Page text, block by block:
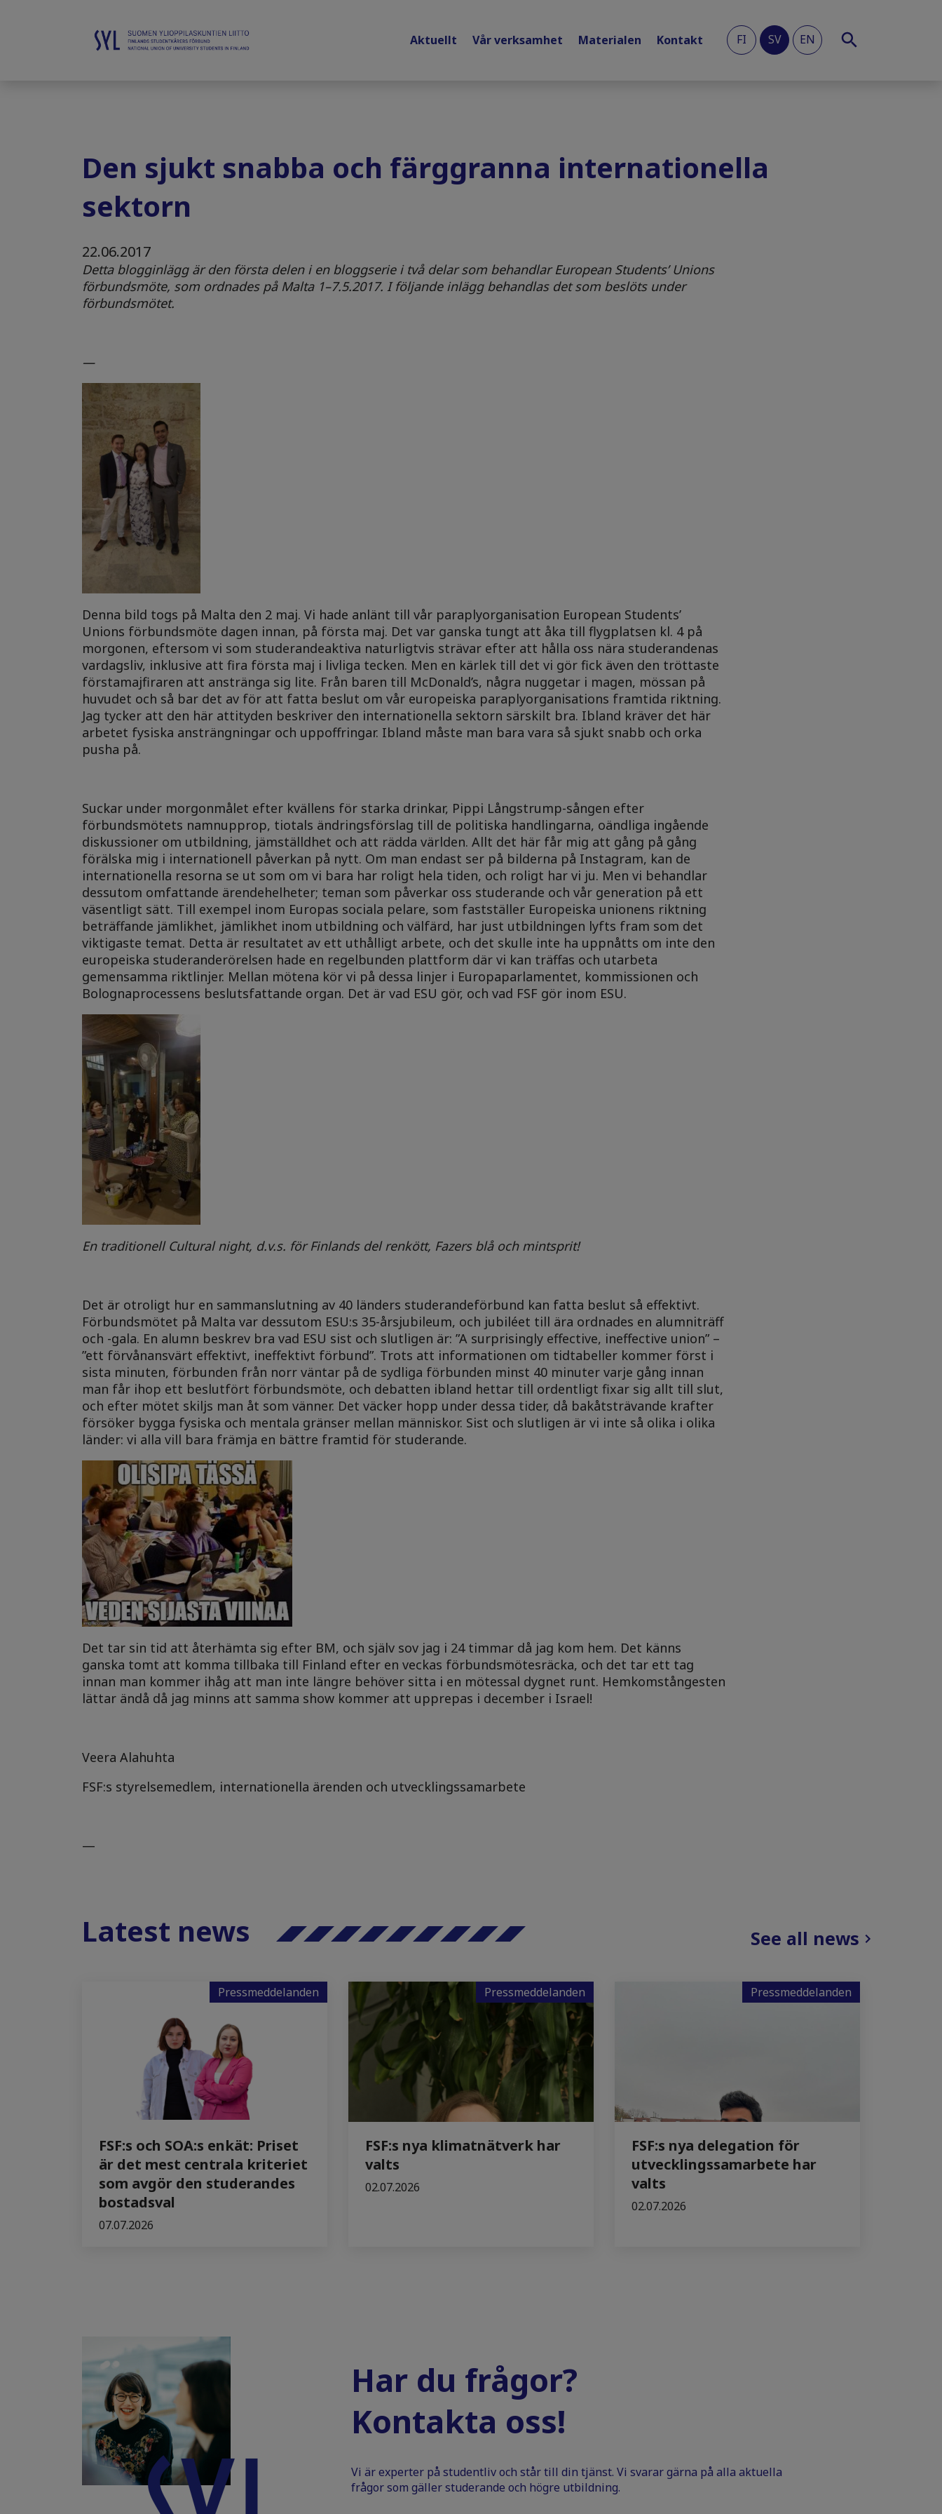
Aktuellt Vår verksamhet Materialen Kontakt FI SV EN
Den sjukt snabba och färggranna internationella
sektorn
22.06.2017
Detta blogginlägg är den första delen i en bloggserie i två delar som behandlar European Students’ Unions
förbundsmöte, som ordnades på Malta 1–7.5.2017. I följande inlägg behandlas det som beslöts under
förbundsmötet.
—
Denna bild togs på Malta den 2 maj. Vi hade anlänt till vår paraplyorganisation European Students’
Unions förbundsmöte dagen innan, på första maj. Det var ganska tungt att åka till flygplatsen kl. 4 på
morgonen, eftersom vi som studerandeaktiva naturligtvis strävar efter att hålla oss nära studerandenas
vardagsliv, inklusive att fira första maj i livliga tecken. Men en kärlek till det vi gör fick även den tröttaste
förstamajfiraren att anstränga sig lite. Från baren till McDonald’s, några nuggetar i magen, mössan på
huvudet och så bar det av för att fatta beslut om vår europeiska paraplyorganisations framtida riktning.
Jag tycker att den här attityden beskriver den internationella sektorn särskilt bra. Ibland kräver det här
arbetet fysiska ansträngningar och uppoffringar. Ibland måste man bara vara så sjukt snabb och orka
pusha på.
Suckar under morgonmålet efter kvällens för starka drinkar, Pippi Långstrump-sången efter
förbundsmötets namnupprop, tiotals ändringsförslag till de politiska handlingarna, oändliga ingående
diskussioner om utbildning, jämställdhet och att rädda världen. Allt det här får mig att gång på gång
förälska mig i internationell påverkan på nytt. Om man endast ser på bilderna på Instagram, kan de
internationella resorna se ut som om vi bara har roligt hela tiden, och roligt har vi ju. Men vi behandlar
dessutom omfattande ärendehelheter; teman som påverkar oss studerande och vår generation på ett
väsentligt sätt. Till exempel inom Europas sociala pelare, som fastställer Europeiska unionens riktning
beträffande jämlikhet, jämlikhet inom utbildning och välfärd, har just utbildningen lyfts fram som det
viktigaste temat. Detta är resultatet av ett uthålligt arbete, och det skulle inte ha uppnåtts om inte den
europeiska studeranderörelsen hade en regelbunden plattform där vi kan träffas och utarbeta
gemensamma riktlinjer. Mellan mötena kör vi på dessa linjer i Europaparlamentet, kommissionen och
Bolognaprocessens beslutsfattande organ. Det är vad ESU gör, och vad FSF gör inom ESU.
En traditionell Cultural night, d.v.s. för Finlands del renkött, Fazers blå och mintsprit!
Det är otroligt hur en sammanslutning av 40 länders studerandeförbund kan fatta beslut så effektivt.
Förbundsmötet på Malta var dessutom ESU:s 35-årsjubileum, och jubiléet till ära ordnades en alumniträff
och -gala. En alumn beskrev bra vad ESU sist och slutligen är: ”A surprisingly effective, ineffective union” –
”ett förvånansvärt effektivt, ineffektivt förbund”. Trots att informationen om tidtabeller kommer först i
sista minuten, förbunden från norr väntar på de sydliga förbunden minst 40 minuter varje gång innan
man får ihop ett beslutfört förbundsmöte, och debatten ibland hettar till ordentligt fixar sig allt till slut,
och efter mötet skiljs man åt som vänner. Det väcker hopp under dessa tider, då bakåtsträvande krafter
försöker bygga fysiska och mentala gränser mellan människor. Sist och slutligen är vi inte så olika i olika
länder: vi alla vill bara främja en bättre framtid för studerande.
Det tar sin tid att återhämta sig efter BM, och själv sov jag i 24 timmar då jag kom hem. Det känns
ganska tomt att komma tillbaka till Finland efter en veckas förbundsmötesräcka, och det tar ett tag
innan man kommer ihåg att man inte längre behöver sitta i en mötessal dygnet runt. Hemkomstångesten
lättar ändå då jag minns att samma show kommer att upprepas i december i Israel!
Veera Alahuhta
FSF:s styrelsemedlem, internationella ärenden och utvecklingssamarbete
—
Latest news See all news
Pressmeddelanden
FSF:s och SOA:s enkät: Priset
är det mest centrala kriteriet
som avgör den studerandes
bostadsval
07.07.2026
Pressmeddelanden
FSF:s nya klimatnätverk har
valts
02.07.2026
Pressmeddelanden
FSF:s nya delegation för
utvecklingssamarbete har
valts
02.07.2026
Har du frågor?
Kontakta oss!
Vi är experter på studentliv och står till din tjänst. Vi svarar gärna på alla aktuella
frågor som gäller studerande och högre utbildning.